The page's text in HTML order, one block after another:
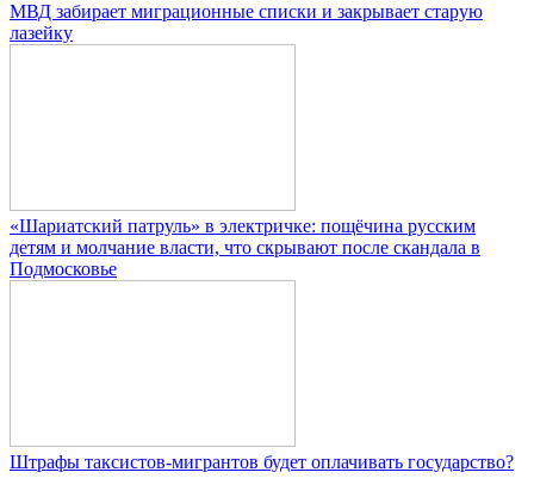
МВД забирает миграционные списки и закрывает старую
лазейку
«Шариатский патруль» в электричке: пощёчина русским
детям и молчание власти, что скрывают после скандала в
Подмосковье
Штрафы таксистов-мигрантов будет оплачивать государство?